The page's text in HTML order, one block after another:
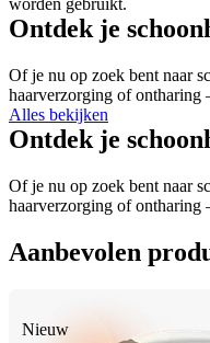
worden gebruikt.
Ontdek je
Of je nu op zoek bent naar
haarverzorging of ontharing
Alles bekijken
Ontdek je
Of je nu op zoek bent naar
haarverzorging of ontharing
Aanbevolen
Nieuw